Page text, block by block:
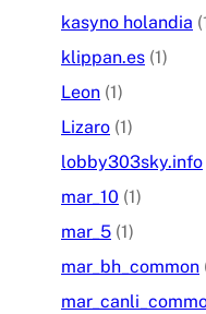
kasyno holandia
klippan.es (1)
Leon (1)
Lizaro (1)
lobby303sky.info
mar_10 (1)
mar_5 (1)
mar_bh_common